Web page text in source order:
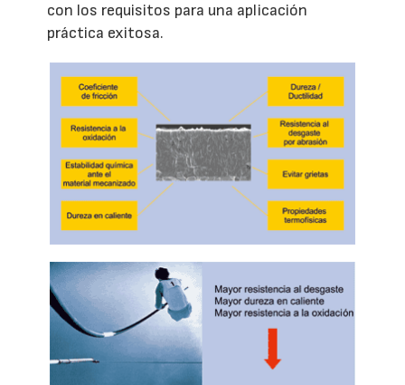
con los requisitos para una aplicación
práctica exitosa.